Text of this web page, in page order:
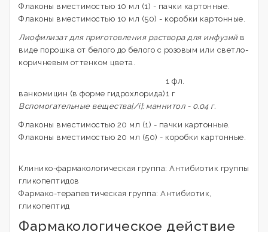
Флаконы вместимостью 10 мл (1) - пачки картонные.
Флаконы вместимостью 10 мл (50) - коробки картонные.
Лиофилизат для приготовления раствора для инфузийв
виде порошка от белого до белого с розовым или светло-
коричневым оттенком цвета.
1 фл.
ванкомицин (в форме гидрохлорида) 1 г
Вспомогательные вещества[/i]: маннитол - 0.04 г.
Флаконы вместимостью 20 мл (1) - пачки картонные.
Флаконы вместимостью 20 мл (50) - коробки картонные.
Клинико-фармакологическая группа: Антибиотик группы
гликопептидов
Фармако-терапевтическая группа: Антибиотик,
гликопептид
Фармакологическое действие